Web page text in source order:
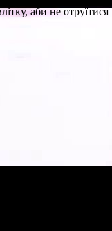
аби не отруїтися